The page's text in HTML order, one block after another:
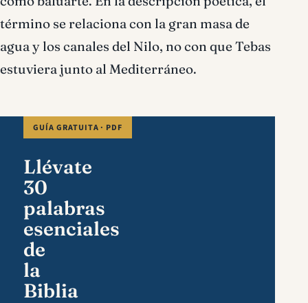
término se relaciona con la gran masa de
agua y los canales del Nilo, no con que Tebas
estuviera junto al Mediterráneo.
GUÍA GRATUITA · PDF
Llévate
30
palabras
esenciales
de
la
Biblia